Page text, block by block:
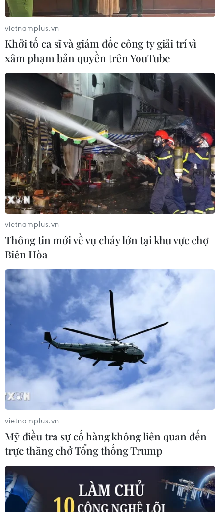
Ronaldo 'hạ gục' Juventus, Real Madrid
đặt một chân vào bán kết
03/04/2018 23:01
Real Madrid đã đặt một chân vào vòng bán kết
Champions League mùa này sau khi chiến thắng đậm
3-0 ngay trên sân Juventus ở lượt đi vòng tứ kết.
Ronaldo thiết lập kỷ lục 'vô tiền khoáng
hậu' tại Champions League
03/04/2018 22:58
Với cú đúp vào lưới Juventus, Ronaldo đã đi vào lịch sử
khi trở thành cầu thủ đầu tiên ghi bàn trong 10 trận đấu
liên tại Champions League.
vietnamplus.vn
Khởi tố ca sĩ và giám đốc công ty giải trí vì
xâm phạm bản quyền trên YouTube
vietnamplus.vn
Thông tin mới về vụ cháy lớn tại khu vực chợ
Biên Hòa
vietnamplus.vn
Mỹ điều tra sự cố hàng không liên quan đến
trực thăng chở Tổng thống Trump